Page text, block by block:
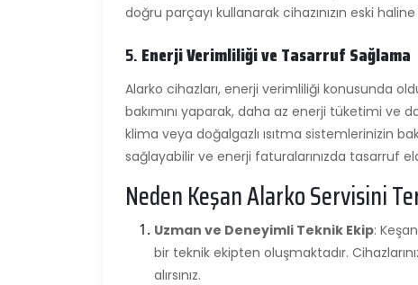
doğru parçayı kullanarak cihazınızın eski
5.Enerji Verimliliği ve Tasarruf Sağlama
Alarko cihazları, enerji verimliliği konusunda
bakımını yaparak, daha az enerji tüketimi ve
klima veya doğalgazlı ısıtma sistemlerinizin
sağlayabilir ve enerji faturalarınızda tasarruf
Neden Keşan Alarko Servisini
Uzman ve Deneyimli Teknik Ekip:
bir teknik ekipten oluşmaktadır.
alırsınız.